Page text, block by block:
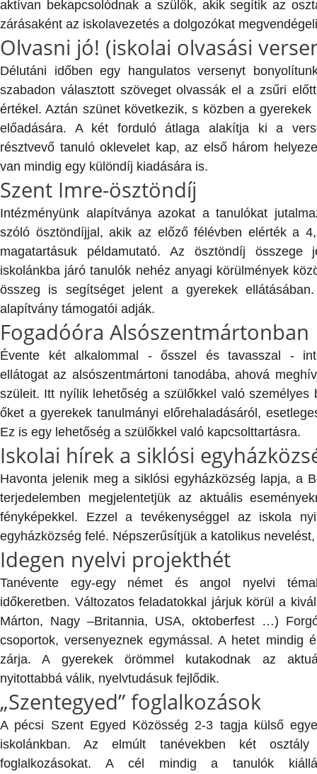
aktívan bekapcsolódnak a szülők, akik segítik az
zárásaként az iskolavezetés a dolgozókat
Olvasni jó! (iskolai olvasási
Délutáni időben egy hangulatos versenyt
szabadon választott szöveget olvassák el a zsűri
értékel. Aztán szünet következik, s közben a
előadására. A két forduló átlaga alakítja ki a
résztvevő tanuló oklevelet kap, az első három
van mindig egy különdíj kiadására is.
Szent Imre-ösztöndíj
Intézményünk alapítványa azokat a tanulókat
szóló ösztöndíjjal, akik az előző félévben elérték a
magatartásuk példamutató. Az ösztöndíj
iskolánkba járó tanulók nehéz anyagi körülmények
összeg is segítséget jelent a gyerekek
alapítvány támogatói adják.
Fogadóóra Alsószentmártonban
Évente két alkalommal - ősszel és tavasszal -
ellátogat az alsószentmártoni tanodába, ahová
szüleit. Itt nyílik lehetőség a szülőkkel való személyes
őket a gyerekek tanulmányi előrehaladásáról,
Ez is egy lehetőség a szülőkkel való kapcsolttartásra.
Iskolai hírek a siklósi
Havonta jelenik meg a siklósi egyházközség lapja, a
terjedelemben megjelentetjük az aktuális
fényképekkel. Ezzel a tevékenységgel az iskola
egyházközség felé. Népszerűsítjük a katolikus
Idegen nyelvi projekthét
Tanévente egy-egy német és angol nyelvi
időkeretben. Változatos feladatokkal járjuk körül a
Márton, Nagy –Britannia, USA, oktoberfest …)
csoportok, versenyeznek egymással. A hetet mindig
zárja. A gyerekek örömmel kutakodnak az
nyitottabbá válik, nyelvtudásuk fejlődik.
„Szentegyed” foglalkozások
A pécsi Szent Egyed Közösség 2-3 tagja külső
iskolánkban. Az elmúlt tanévekben két
foglalkozásokat. A cél mindig a tanulók